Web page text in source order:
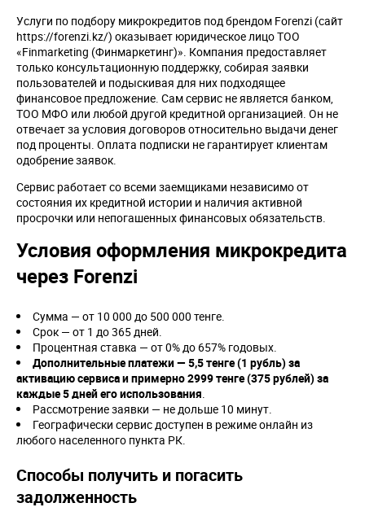
Услуги по подбору микрокредитов под брендом Forenzi (сайт
https://forenzi.kz/) оказывает юридическое лицо ТОО
«Finmarketing (Финмаркетинг)». Компания предоставляет
только консультационную поддержку, собирая заявки
пользователей и подыскивая для них подходящее
финансовое предложение. Сам сервис не является банком,
ТОО МФО или любой другой кредитной организацией. Он не
отвечает за условия договоров относительно выдачи денег
под проценты. Оплата подписки не гарантирует клиентам
одобрение заявок.
Сервис работает со всеми заемщиками независимо от
состояния их кредитной истории и наличия активной
просрочки или непогашенных финансовых обязательств.
Условия оформления микрокредита
через Forenzi
Сумма — от 10 000 до 500 000 тенге.
Срок — от 1 до 365 дней.
Процентная ставка — от 0% до 657% годовых.
Дополнительные платежи — 5,5 тенге (1 рубль) за
активацию сервиса и примерно 2999 тенге (375 рублей) за
каждые 5 дней его использования.
Рассмотрение заявки — не дольше 10 минут.
Географически сервис доступен в режиме онлайн из
любого населенного пункта РК.
Способы получить и погасить
задолженность